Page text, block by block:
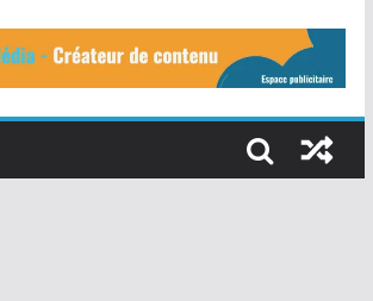
Tuteurs d’Auto-Arrosage